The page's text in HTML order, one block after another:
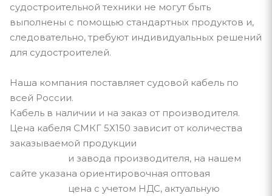
судостроительной техники не могут быть
выполнены с помощью стандартных продуктов и,
следовательно, требуют индивидуальных решений
для судостроителей.
Наша компания поставляет судовой кабель по
всей России.
Кабель в наличии и на заказ от производителя.
Цена кабеля СМКГ 5Х150 зависит от количества
заказываемой продукции
и завода производителя, на нашем
сайте указана ориентировочная оптовая
цена с учетом НДС, актуальную